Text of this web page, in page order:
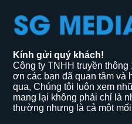
Kính gửi quý khách!
Công ty TNHH truyền
ơn các bạn đã quan tâm và
qua, Chúng tôi luôn xem
mang lại không phải chỉ là
thường nhưng là cả một